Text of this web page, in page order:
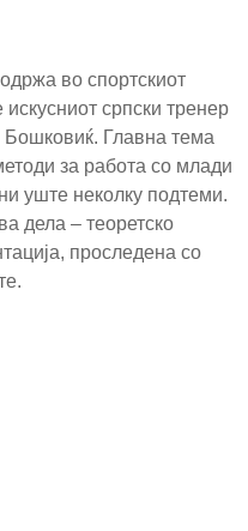
во спортскиот
српски тренер
Главна тема
за работа со млади
уште неколку подтеми.
дела – теоретско
проследена со